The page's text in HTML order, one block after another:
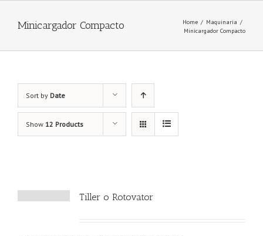
Minicargador Compacto Home / Maquinaria /
Minicargador Compacto
Sort by Date
Show 12 Products
Tiller o Rotovator